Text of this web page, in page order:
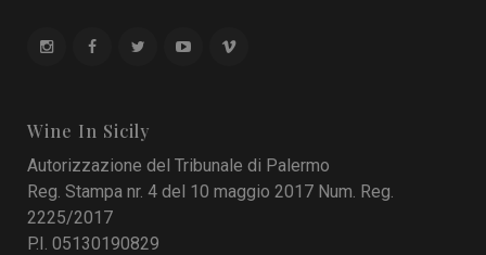
Wine In Sicily
Autorizzazione del Tribunale di Palermo
Reg. Stampa nr. 4 del 10 maggio 2017 Num. Reg.
2225/2017
P.I. 05130190829